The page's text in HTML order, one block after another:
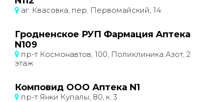
аг. Квасовка, пер. Первомайский, 14
Гродненское РУП Фармация Аптека
N109
пр-т Космонавтов, 100, Поликлиника Азот, 2
этаж
Комповид ООО Аптека N1
пр-т Янки Купалы, 80, к. 3